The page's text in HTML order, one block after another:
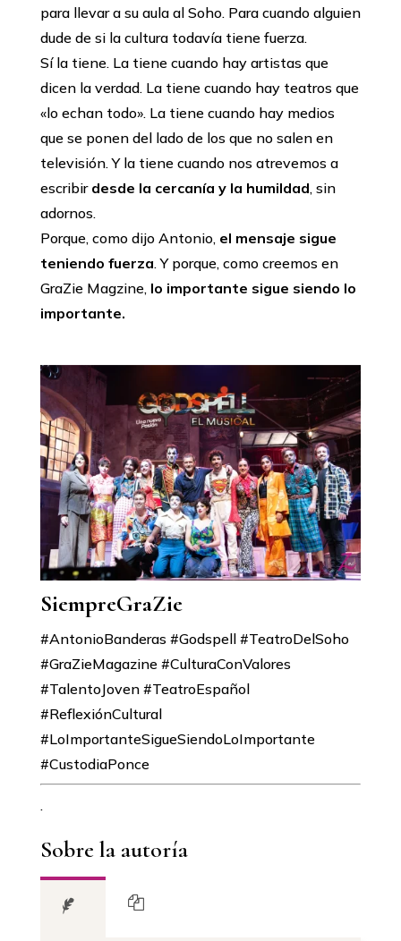
para llevar a su aula al Soho. Para cuando alguien
dude de si la cultura todavía tiene fuerza.
Sí la tiene. La tiene cuando hay artistas que
dicen la verdad. La tiene cuando hay teatros que
«lo echan todo». La tiene cuando hay medios
que se ponen del lado de los que no salen en
televisión. Y la tiene cuando nos atrevemos a
escribir desde la cercanía y la humildad, sin
adornos.
Porque, como dijo Antonio, el mensaje sigue
teniendo fuerza. Y porque, como creemos en
GraZie Magzine, lo importante sigue siendo lo
importante.
SiempreGraZie
#AntonioBanderas #Godspell #TeatroDelSoho
#GraZieMagazine #CulturaConValores
#TalentoJoven #TeatroEspañol
#ReflexiónCultural
#LoImportanteSigueSiendoLoImportante
#CustodiaPonce
.
Sobre la autoría